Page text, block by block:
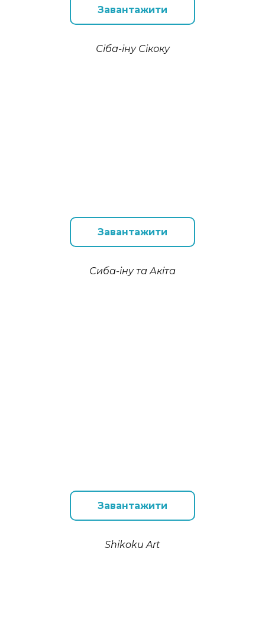
Завантажити
Сіба-іну Сікоку
Завантажити
Сиба-іну та Акіта
Завантажити
Shikoku Art